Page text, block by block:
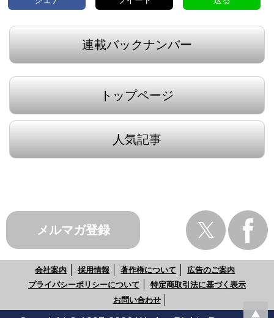
連載バックナンバー
トップページ
人気記事
メルマガ登録
会社案内 採用情報 著作権について
広告のご案内
プライバシーポリシーについて
特定商取引法に基づく表示
お問い合わせ